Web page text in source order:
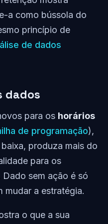
a como bússola do
princípio de
de dados
dados
para os horários
de programação),
produza mais do
para os
sem ação é só
a estratégia.
o que a sua